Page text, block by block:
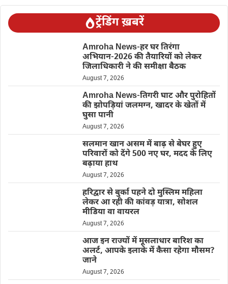
ट्रेंडिंग ख़बरें
Amroha News-हर घर तिरंगा
अभियान-2026 की तैयारियों को लेकर
जिलाधिकारी ने की समीक्षा बैठक
August 7, 2026
Amroha News-तिगरी घाट और पुरोहितों
की झोपड़ियां जलमग्न, खादर के खेतों में
घुसा पानी
August 7, 2026
सलमान खान असम में बाढ़ से बेघर हुए
परिवारों को देंगे 500 नए घर, मदद के लिए
बढ़ाया हाथ
August 7, 2026
हरिद्वार से बुर्का पहने दो मुस्लिम महिला
लेकर आ रही की कांवड़ यात्रा, सोशल
मीडिया वा वायरल
August 7, 2026
आज इन राज्यों में मूसलाधार बारिश का
अलर्ट, आपके इलाके में कैसा रहेगा मौसम?
जाने
August 7, 2026